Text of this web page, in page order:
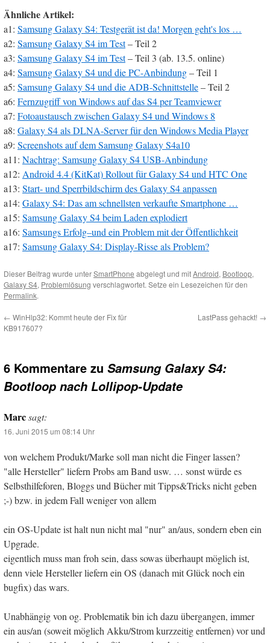
Ähnliche Artikel:
a1: Samsung Galaxy S4: Testgerät ist da! Morgen geht's los …
a2: Samsung Galaxy S4 im Test– Teil 2
a3: Samsung Galaxy S4 im Test– Teil 3 (ab. 13.5. online)
a4: Samsung Galaxy S4 und die PC-Anbindung– Teil 1
a5: Samsung Galaxy S4 und die ADB-Schnittstelle– Teil 2
a6: Fernzugriff von Windows auf das S4 per Teamviewer
a7: Fotoaustausch zwischen Galaxy S4 und Windows 8
a8: Galaxy S4 als DLNA-Server für den Windows Media Player
a9: Screenshots auf dem Samsung Galaxy S4a10
a11: Nachtrag: Samsung Galaxy S4 USB-Anbindung
a12: Android 4.4 (KitKat) Rollout für Galaxy S4 und HTC One
a13: Start- und Sperrbildschirm des Galaxy S4 anpassen
a14: Galaxy S4: Das am schnellsten verkaufte Smartphone …
a15: Samsung Galaxy S4 beim Laden explodiert
a16: Samsungs Erfolg–und ein Problem mit der Öffentlichkeit
a17: Samsung Galaxy S4: Display-Risse als Problem?
Dieser Beitrag wurde unterSmartPhone abgelegt und mitAndroid, Bootloop,
Galaxy S4, Problemlösung verschlagwortet. Setze ein Lesezeichen für den
Permalink.
← WinHlp32: Kommt heute der Fix für
KB917607?
LastPass gehackt! →
6 Kommentare zu Samsung Galaxy S4:
Bootloop nach Lollipop-Update
Marcsagt:
16. Juni 2015 um 08:14 Uhr
von welchem Produkt/Marke soll man nicht die Finger lassen?
"alle Hersteller" liefern Probs am Band usw. … sonst würde es
Selbsthilfeforen, Bloggs und Bücher mit Tipps&Tricks nicht geben
;-) bzw. in jedem Fall weniger von allem
ein OS-Update ist halt nun nicht mal "nur" an/aus, sondern eben ein
Upgrade.
eigentlich muss man froh sein, dass sowas überhaupt möglich ist,
denn viele Hersteller liefern ein OS (danach mit Glück noch ein
bugfix) das wars.
Unabhängig von og. Problematik bin ich dazu übergangen, immer
ein aus/an (soweit möglich Akku/Strom kurzzeitig entfernen) vor und